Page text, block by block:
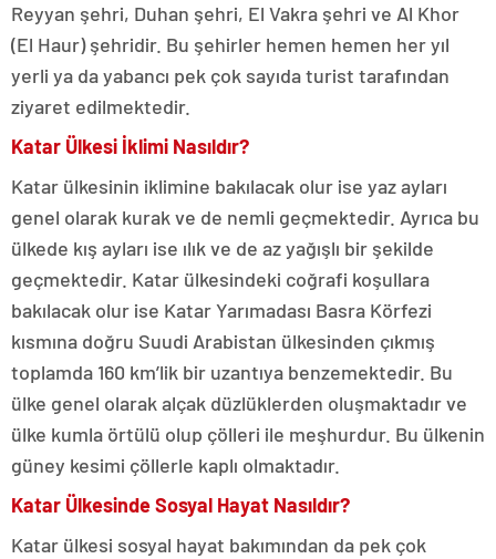
Reyyan şehri, Duhan şehri, El Vakra şehri ve Al Khor
(El Haur) şehridir. Bu şehirler hemen hemen her yıl
yerli ya da yabancı pek çok sayıda turist tarafından
ziyaret edilmektedir.
Katar Ülkesi İklimi Nasıldır?
Katar ülkesinin iklimine bakılacak olur ise yaz ayları
genel olarak kurak ve de nemli geçmektedir. Ayrıca bu
ülkede kış ayları ise ılık ve de az yağışlı bir şekilde
geçmektedir. Katar ülkesindeki coğrafi koşullara
bakılacak olur ise Katar Yarımadası Basra Körfezi
kısmına doğru Suudi Arabistan ülkesinden çıkmış
toplamda 160 km’lik bir uzantıya benzemektedir. Bu
ülke genel olarak alçak düzlüklerden oluşmaktadır ve
ülke kumla örtülü olup çölleri ile meşhurdur. Bu ülkenin
güney kesimi çöllerle kaplı olmaktadır.
Katar Ülkesinde Sosyal Hayat Nasıldır?
Katar ülkesi sosyal hayat bakımından da pek çok